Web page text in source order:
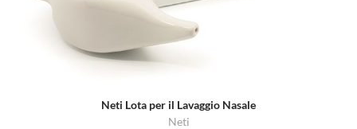
Neti Lota per il Lavaggio Nasale
Neti